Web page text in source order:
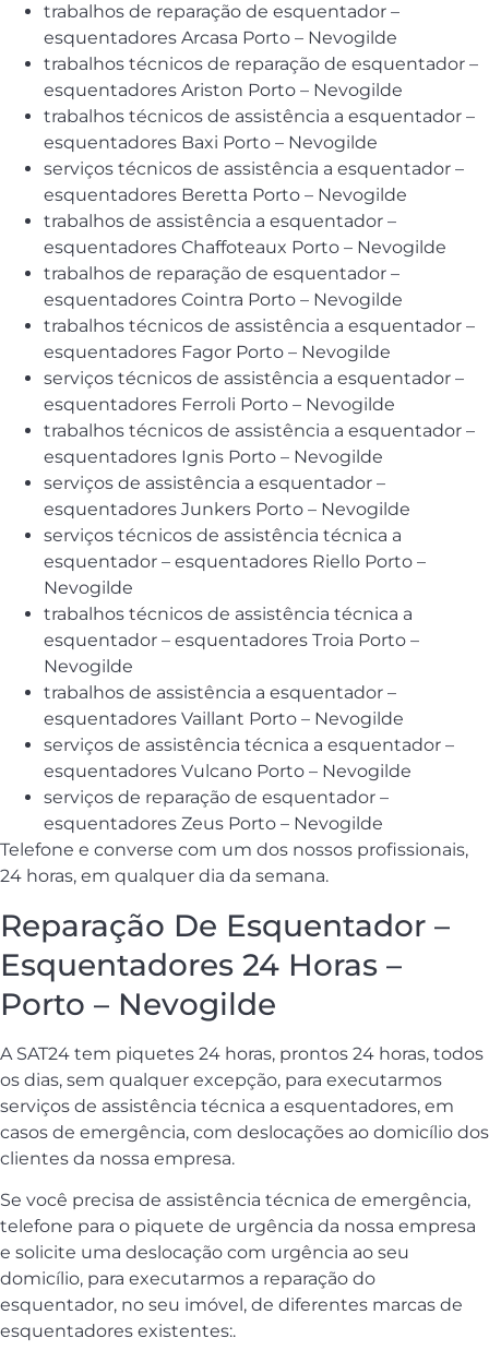
trabalhos de reparação de esquentador –
esquentadores Arcasa Porto – Nevogilde
trabalhos técnicos de reparação de esquentador –
esquentadores Ariston Porto – Nevogilde
trabalhos técnicos de assistência a esquentador –
esquentadores Baxi Porto – Nevogilde
serviços técnicos de assistência a esquentador –
esquentadores Beretta Porto – Nevogilde
trabalhos de assistência a esquentador –
esquentadores Chaffoteaux Porto – Nevogilde
trabalhos de reparação de esquentador –
esquentadores Cointra Porto – Nevogilde
trabalhos técnicos de assistência a esquentador –
esquentadores Fagor Porto – Nevogilde
serviços técnicos de assistência a esquentador –
esquentadores Ferroli Porto – Nevogilde
trabalhos técnicos de assistência a esquentador –
esquentadores Ignis Porto – Nevogilde
serviços de assistência a esquentador –
esquentadores Junkers Porto – Nevogilde
serviços técnicos de assistência técnica a
esquentador – esquentadores Riello Porto –
Nevogilde
trabalhos técnicos de assistência técnica a
esquentador – esquentadores Troia Porto –
Nevogilde
trabalhos de assistência a esquentador –
esquentadores Vaillant Porto – Nevogilde
serviços de assistência técnica a esquentador –
esquentadores Vulcano Porto – Nevogilde
serviços de reparação de esquentador –
esquentadores Zeus Porto – Nevogilde
Telefone e converse com um dos nossos profissionais,
24 horas, em qualquer dia da semana.
Reparação De Esquentador –
Esquentadores 24 Horas –
Porto – Nevogilde
A SAT24 tem piquetes 24 horas, prontos 24 horas, todos
os dias, sem qualquer excepção, para executarmos
serviços de assistência técnica a esquentadores, em
casos de emergência, com deslocações ao domicílio dos
clientes da nossa empresa.
Se você precisa de assistência técnica de emergência,
telefone para o piquete de urgência da nossa empresa
e solicite uma deslocação com urgência ao seu
domicílio, para executarmos a reparação do
esquentador, no seu imóvel, de diferentes marcas de
esquentadores existentes:.